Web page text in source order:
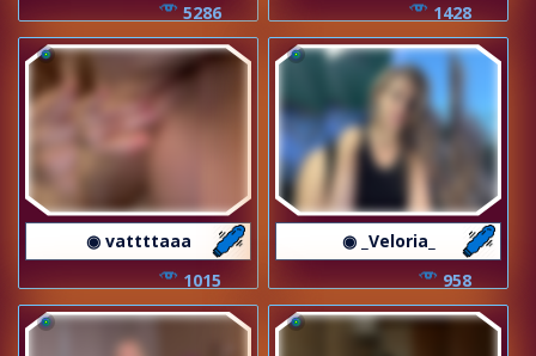
5286
1428
◉ vattttaaa
1015
◉ _Veloria_
958